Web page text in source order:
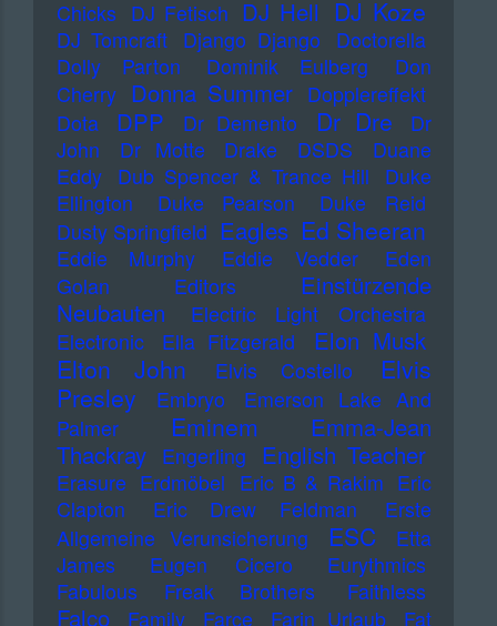
Chicks DJ Fetisch DJ Hell DJ Koze
DJ Tomcraft Django Django
Doctorella
Dolly Parton
Dominik Eulberg
Don
Cherry Donna Summer Dopplereffekt
Dota
DPP Dr Demento Dr Dre
Dr
John
Dr Motte Drake DSDS
Duane
Eddy
Dub Spencer & Trance Hill
Duke
Ellington
Duke Pearson
Duke Reid
Dusty Springfield Eagles Ed Sheeran
Eddie Murphy Eddie Vedder
Eden
Golan
Editors
Einstürzende
Neubauten
Electric Light Orchestra
Electronic
Ella Fitzgerald Elon Musk
Elton John Elvis Costello
Elvis
Presley
Embryo
Emerson Lake And
Palmer
Eminem
Emma-Jean
Thackray
Engerling English Teacher
Erasure Erdmöbel Eric B & Rakim Eric
Clapton
Eric Drew Feldman
Erste
Allgemeine Verunsicherung
ESC
Etta
James
Eugen Cicero
Eurythmics
Fabulous Freak Brothers
Faithless
Falco Family Farce Farin Urlaub
Fat